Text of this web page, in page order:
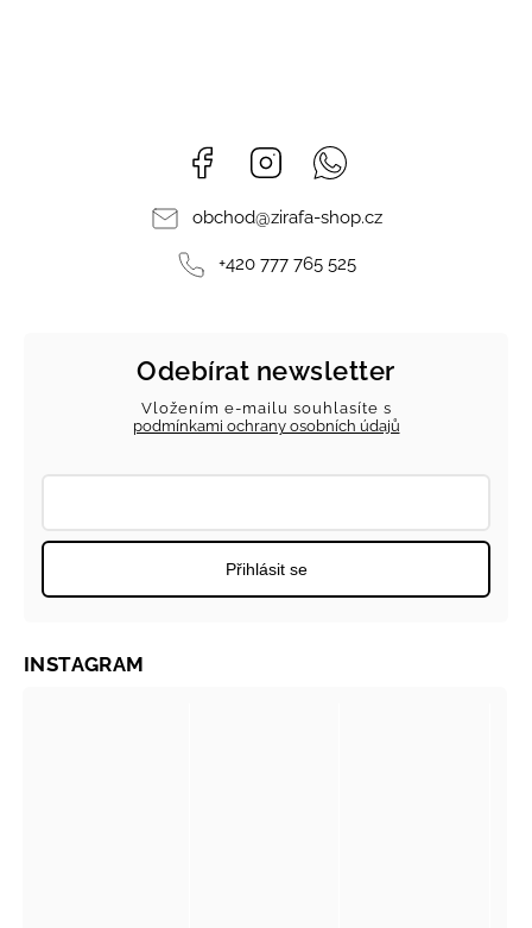
Facebook Instagram
obchod@zirafa-shop.cz
+420 777 765 525
Odebírat newsletter
Vložením e-mailu souhlasíte s
podmínkami ochrany osobních údajů
Přihlásit se
INSTAGRAM